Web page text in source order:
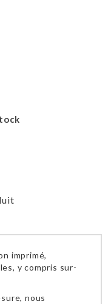
imprimé,
y compris sur-
nous